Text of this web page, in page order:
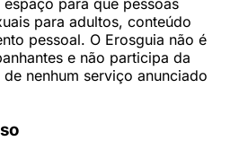
para adultos, conteúdo
pessoal. O Erosguia não é
e não participa da
nenhum serviço anunciado